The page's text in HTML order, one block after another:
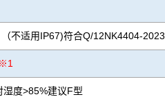
不适用IP67)符合Q/12NK4404-2023
※1
度>85%建议F型